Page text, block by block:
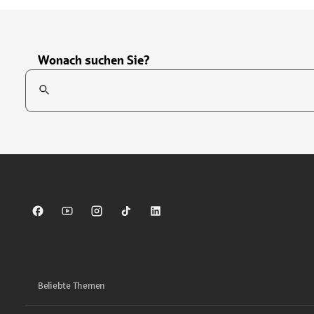
Wonach suchen Sie?
Suchfeld
Sparkasse auf Facebook
Sparkasse auf Youtube
Sparkasse auf Instagram
Sparkasse auf TikTok
Sparkasse auf LinkedIn
Beliebte Themen